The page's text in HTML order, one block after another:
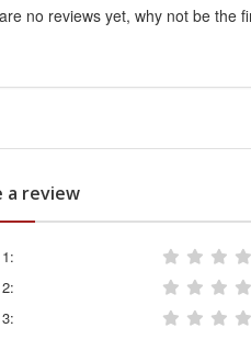
no reviews yet, why not be the
a review